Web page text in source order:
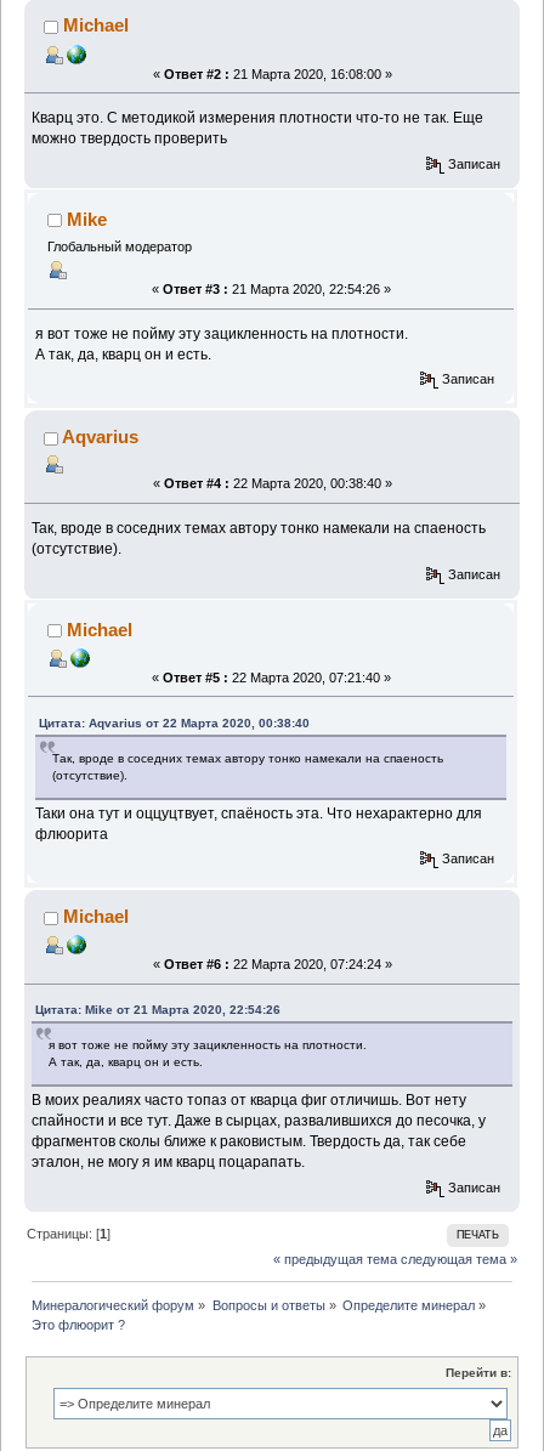
Michael
« Ответ #2 : 21 Марта 2020, 16:08:00 »
Кварц это. С методикой измерения плотности что-то не так. Еще
можно твердость проверить
Записан
Mike
Глобальный модератор
« Ответ #3 : 21 Марта 2020, 22:54:26 »
я вот тоже не пойму эту зацикленность на плотности.
А так, да, кварц он и есть.
Записан
Aqvarius
« Ответ #4 : 22 Марта 2020, 00:38:40 »
Так, вроде в соседних темах автору тонко намекали на спаеность
(отсутствие).
Записан
Michael
« Ответ #5 : 22 Марта 2020, 07:21:40 »
Цитата: Aqvarius от 22 Марта 2020, 00:38:40
Так, вроде в соседних темах автору тонко намекали на спаеность
(отсутствие).
Таки она тут и оццуцтвует, спаёность эта. Что нехарактерно для
флюорита
Записан
Michael
« Ответ #6 : 22 Марта 2020, 07:24:24 »
Цитата: Mike от 21 Марта 2020, 22:54:26
я вот тоже не пойму эту зацикленность на плотности.
А так, да, кварц он и есть.
В моих реалиях часто топаз от кварца фиг отличишь. Вот нету
спайности и все тут. Даже в сырцах, развалившихся до песочка, у
фрагментов сколы ближе к раковистым. Твердость да, так себе
эталон, не могу я им кварц поцарапать.
Записан
ПЕЧАТЬ
Страницы: [1]
« предыдущая тема следующая тема »
Минералогический форум » Вопросы и ответы» Определите минерал»
Это флюорит ?
Перейти в: